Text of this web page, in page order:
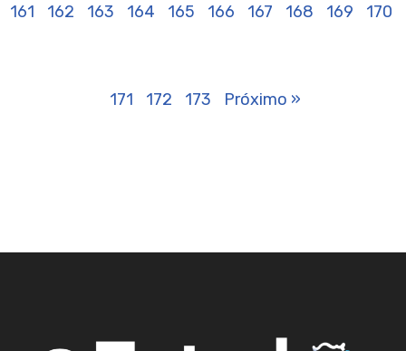
161 162 163 164 165 166 167 168 169 170
171 172 173 Próximo »